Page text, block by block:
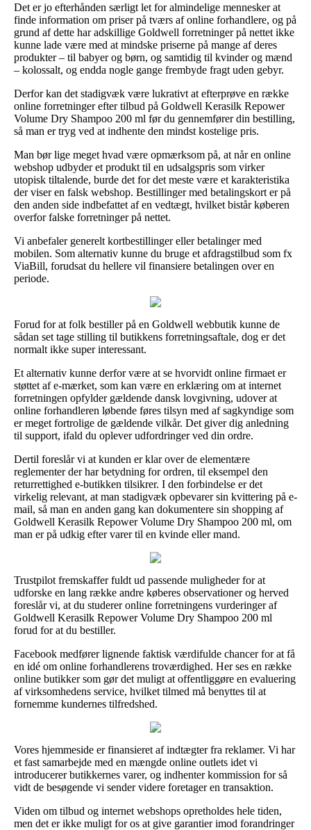
Det er jo efterhånden særligt let for almindelige mennesker at
finde information om priser på tværs af online forhandlere, og på
grund af dette har adskillige Goldwell forretninger på nettet ikke
kunne lade være med at mindske priserne på mange af deres
produkter – til babyer og børn, og samtidig til kvinder og mænd
– kolossalt, og endda nogle gange frembyde fragt uden gebyr.
Derfor kan det stadigvæk være lukrativt at efterprøve en række
online forretninger efter tilbud på Goldwell Kerasilk Repower
Volume Dry Shampoo 200 ml før du gennemfører din bestilling,
så man er tryg ved at indhente den mindst kostelige pris.
Man bør lige meget hvad være opmærksom på, at når en online
webshop udbyder et produkt til en udsalgspris som virker
utopisk tiltalende, burde det for det meste være et karakteristika
der viser en falsk webshop. Bestillinger med betalingskort er på
den anden side indbefattet af en vedtægt, hvilket bistår køberen
overfor falske forretninger på nettet.
Vi anbefaler generelt kortbestillinger eller betalinger med
mobilen. Som alternativ kunne du bruge et afdragstilbud som fx
ViaBill, forudsat du hellere vil finansiere betalingen over en
periode.
Forud for at folk bestiller på en Goldwell webbutik kunne de
sådan set tage stilling til butikkens forretningsaftale, dog er det
normalt ikke super interessant.
Et alternativ kunne derfor være at se hvorvidt online firmaet er
støttet af e-mærket, som kan være en erklæring om at internet
forretningen opfylder gældende dansk lovgivning, udover at
online forhandleren løbende føres tilsyn med af sagkyndige som
er meget fortrolige de gældende vilkår. Det giver dig anledning
til support, ifald du oplever udfordringer ved din ordre.
Dertil foreslår vi at kunden er klar over de elementære
reglementer der har betydning for ordren, til eksempel den
returrettighed e-butikken tilsikrer. I den forbindelse er det
virkelig relevant, at man stadigvæk opbevarer sin kvittering på e-
mail, så man en anden gang kan dokumentere sin shopping af
Goldwell Kerasilk Repower Volume Dry Shampoo 200 ml, om
man er på udkig efter varer til en kvinde eller mand.
Trustpilot fremskaffer fuldt ud passende muligheder for at
udforske en lang række andre køberes observationer og herved
foreslår vi, at du studerer online forretningens vurderinger af
Goldwell Kerasilk Repower Volume Dry Shampoo 200 ml
forud for at du bestiller.
Facebook medfører lignende faktisk værdifulde chancer for at få
en idé om online forhandlerens troværdighed. Her ses en række
online butikker som gør det muligt at offentliggøre en evaluering
af virksomhedens service, hvilket tilmed må benyttes til at
fornemme kundernes tilfredshed.
Vores hjemmeside er finansieret af indtægter fra reklamer. Vi har
et fast samarbejde med en mængde online outlets idet vi
introducerer butikkernes varer, og indhenter kommission for så
vidt de besøgende vi sender videre foretager en transaktion.
Viden om tilbud og internet webshops opretholdes hele tiden,
men det er ikke muligt for os at give garantier imod forandringer